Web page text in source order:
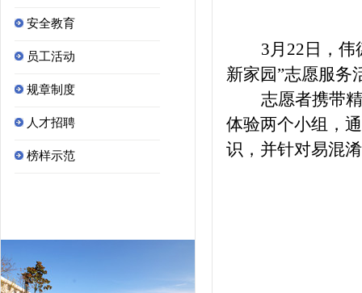
安全教育
员工活动
规章制度
人才招聘
榜样示范
3月 22 日，
新家园”志愿服务
志愿者携带
体验两个小组，
识，并针对易混